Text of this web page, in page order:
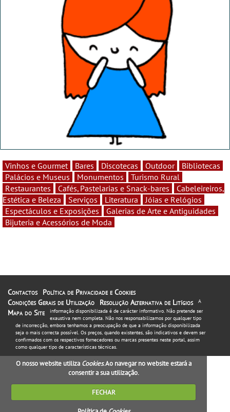
Vinhos e Gourmet Bares Discotecas Outdoor
Bibliotecas
Palácios e Museus
Monumentos
Turismo Rural
Restaurantes
Cafés, Pastelarias e Snack-bares
Cabeleireiros,
Estética e Beleza
Serviços Literatura
Jóias e Relógios
Espectáculos e Exposições
Galerias de Arte e Antiguidades
Bijuteria e Acessórios de Moda
Contactos
Política de Privacidade e Cookies
Condições Gerais de Utilização
Resolução Alternativa de Litígios
Mapa do Site
A
informação disponibilizada é de carácter informativo. Não pretende ser
exaustiva nem completa. Não nos responsabilizamos por qualquer tipo
de incorrecção, embora tenhamos a preocupação de que a informação disponibilizada
seja o mais correcta possível. Os preços, quando existentes, são indicativos e devem ser
confirmados com os respectivos fornecedores ou marcas presentes neste portal, assim
como qualquer tipo de características técnicas.
O nosso website utiliza Cookies. Ao navegar no website estará a
consentir a sua utilização.
FECHAR